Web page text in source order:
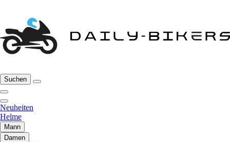
Suchen
Neuheiten
Helme
Mann
Damen